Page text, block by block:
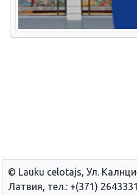
© Lauku сelotajs, Ул.
Латвия, тел.: +(371)